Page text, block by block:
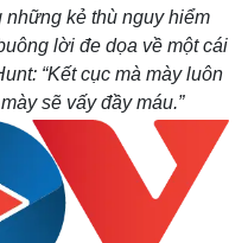
những kẻ thù nguy hiểm
lời đe dọa về một cái
“Kết cục mà mày luôn
sẽ vấy đầy máu.”